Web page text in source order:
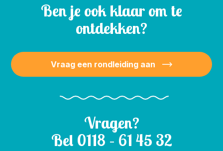
Ben je ook klaar om te
ontdekken?
Vraag een rondleiding aan
Vragen?
Bel 0118 – 61 45 32